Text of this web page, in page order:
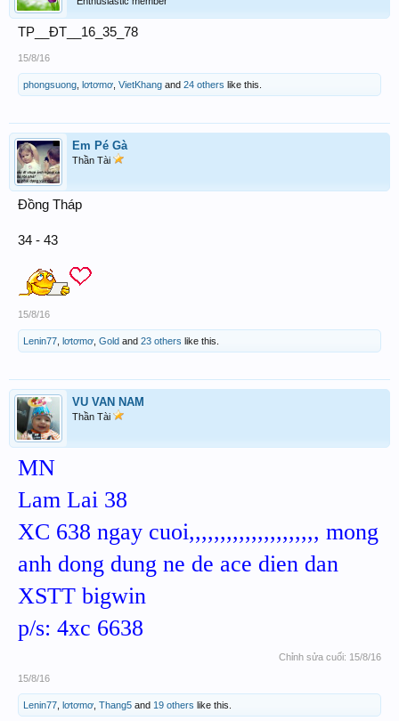
TP__ĐT__16_35_78
15/8/16
phongsuong lơtơmơ VietKhang and 24 others like this.
Em Pé Gà
Thần Tài
Đồng Tháp
34 - 43
15/8/16
Lenin77 lơtơmơ Gold and 23 others like this.
VU VAN NAM
Thần Tài
MN
Lam Lai 38
XC 638 ngay cuoi,,,,,,,,,,,,,,,,,,,,, mong
anh dong dung ne de ace dien dan
XSTT bigwin
p/s: 4xc 6638
Chỉnh sửa cuối: 15/8/16
15/8/16
Lenin77 lơtơmơ Thang5 and 19 others like this.